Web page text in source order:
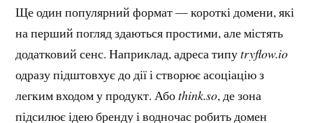
Ще один популярний формат — короткі домени, які
на перший погляд здаються простими, але містять
додатковий сенс. Наприклад, адреса типуtryflow.io
одразу підштовхує до дії і створює асоціацію з
легким входом у продукт. Абоthink.so, де зона
підсилює ідею бренду і водночас робить домен